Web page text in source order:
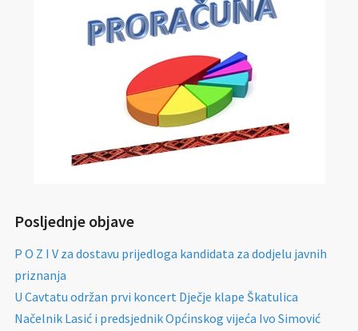
Posljednje objave
P O Z I V za dostavu prijedloga kandidata za dodjelu javnih
priznanja
U Cavtatu održan prvi koncert Dječje klape Škatulica
Načelnik Lasić i predsjednik Općinskog vijeća Ivo Simović